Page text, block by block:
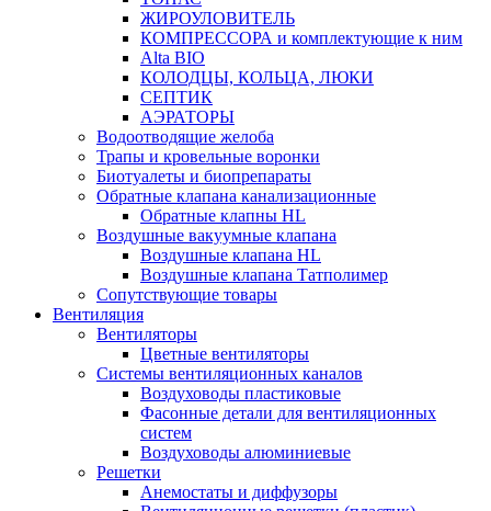
ЖИРОУЛОВИТЕЛЬ
КОМПРЕССОРА и комплектующие к ним
Alta BIO
КОЛОДЦЫ, КОЛЬЦА, ЛЮКИ
СЕПТИК
АЭРАТОРЫ
Водоотводящие желоба
Трапы и кровельные воронки
Биотуалеты и биопрепараты
Обратные клапана канализационные
Обратные клапны HL
Воздушные вакуумные клапана
Воздушные клапана HL
Воздушные клапана Татполимер
Сопутствующие товары
Вентиляция
Вентиляторы
Цветные вентиляторы
Системы вентиляционных каналов
Воздуховоды пластиковые
Фасонные детали для вентиляционных
систем
Воздуховоды алюминиевые
Решетки
Анемостаты и диффузоры